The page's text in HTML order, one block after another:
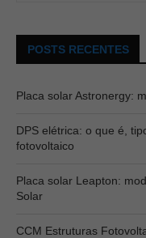
POSTS RECENTES
Placa solar Astronergy:
DPS elétrica: o que é,
fotovoltaico
Placa solar Leapton:
Solar
CCM Estruturas